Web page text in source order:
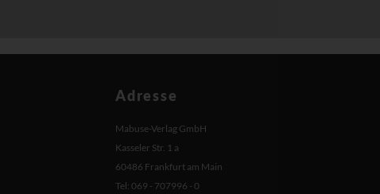
Adresse
Mabuse-Verlag GmbH
Kasseler Str. 1 a
60486 Frankfurt am Main
Tel: 069 - 707996 - 0